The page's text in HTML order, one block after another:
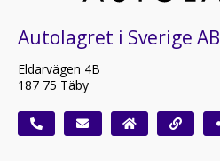
Autolagret i Sverige AB
Eldarvägen 4B
187 75 Täby